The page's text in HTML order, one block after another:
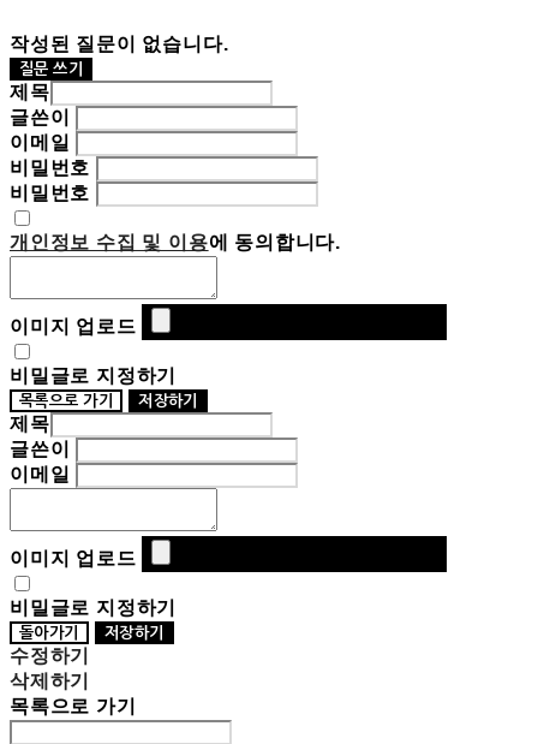
작성된 질문이 없습니다.
질문 쓰기
제목
글쓴이
이메일
비밀번호
비밀번호
개인정보 수집 및 이용에 동의합니다.
이미지 업로드
비밀글로 지정하기
목록으로 가기 저장하기
제목
글쓴이
이메일
이미지 업로드
비밀글로 지정하기
돌아가기 저장하기
수정하기
삭제하기
목록으로 가기